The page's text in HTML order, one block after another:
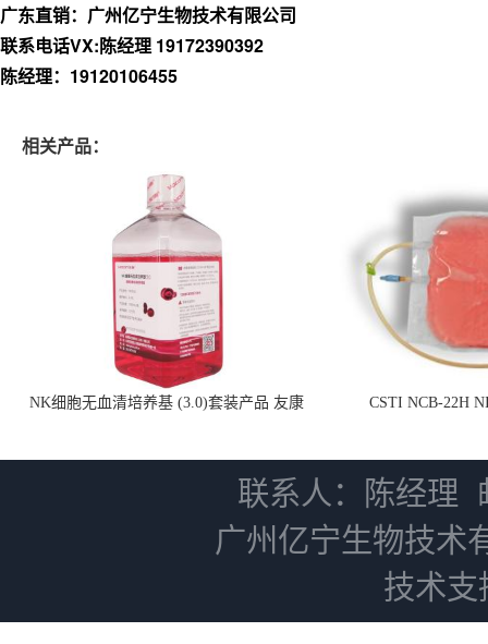
广东直销：广州亿宁生物技术有限公司
联系电话VX:陈经理 19172390392
陈经理：19120106455
相关产品：
NK细胞无血清培养基 (3.0)套装产品 友康
CSTI NCB-22H
联系人：陈经理
广州亿宁生物技术
技术